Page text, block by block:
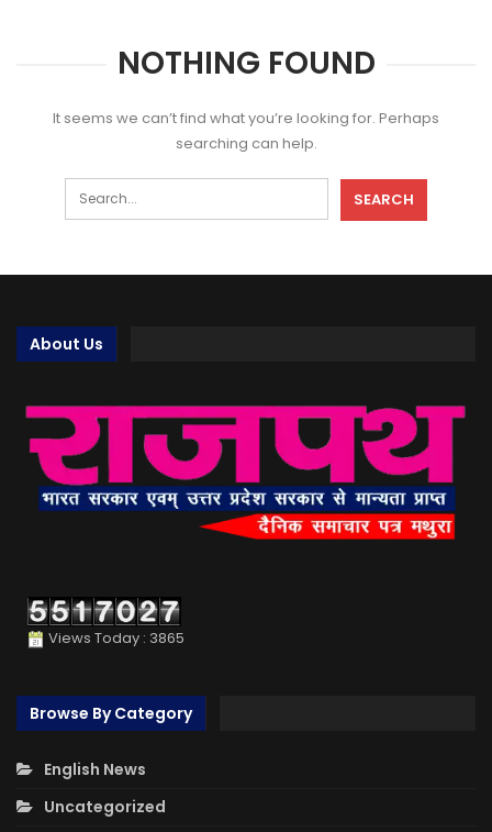
NOTHING FOUND
It seems we can’t find what you’re looking for. Perhaps
searching can help.
About Us
Views Today : 3865
Browse By Category
English News
Uncategorized